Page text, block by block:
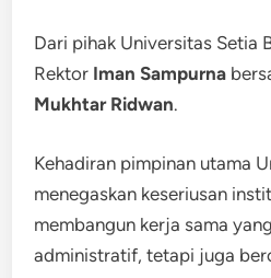
Dari pihak Universitas Setia
Rektor Iman Sampurna
Mukhtar Ridwan.
Kehadiran pimpinan utama
menegaskan keseriusan
membangun kerja sama
administratif, tetapi juga